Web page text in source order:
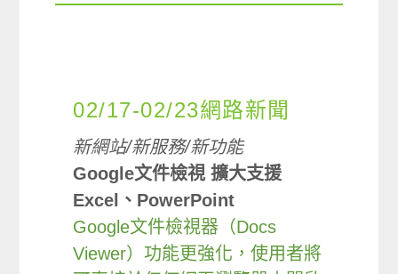
02/17-02/23網路新聞
新網站/新服務/新功能
Google文件檢視 擴大支援
Excel、PowerPoint
Google文件檢視器（Docs
Viewer）功能更強化，使用者將